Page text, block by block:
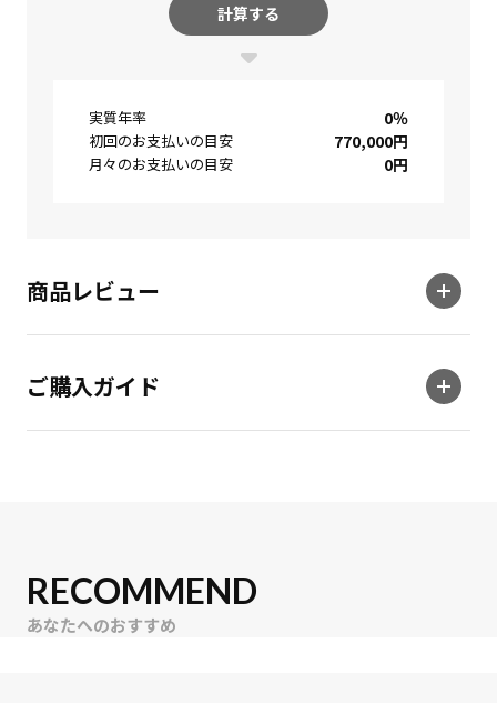
計算する
実質年率 0％
初回のお支払いの目安 770,000円
月々のお支払いの目安 0円
商品レビュー
ご購入ガイド
RECOMMEND
あなたへのおすすめ